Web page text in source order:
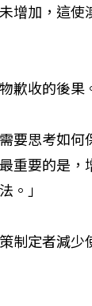
增加，這
歉收的後果
要思考如
重要的是
。」
制定者減